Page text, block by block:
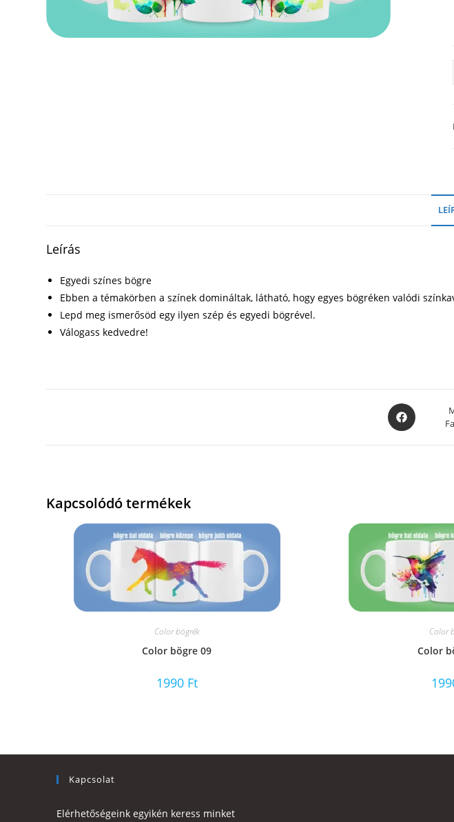
Leírás
Egyedi színes bögre
Ebben a témakörben a színek domináltak, látható, hogy egyes bögréken valódi
Lepd meg ismerősöd egy ilyen szép és egyedi bögrével.
Válogass kedvedre!
Opens
in
Kapcsolódó termékek
Color bögrék
Color bögre 09
1990 Ft
Color
Color
Kapcsolat
Elérhetőségeink egyikén keress minket